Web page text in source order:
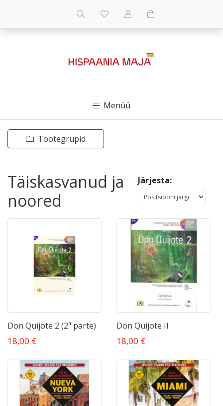
Menüü
Tootegrupid
Täiskasvanud ja
noored
Järjesta:
Don Quijote 2 (2ª parte)
18,00 €
Don Quijote II
18,00 €